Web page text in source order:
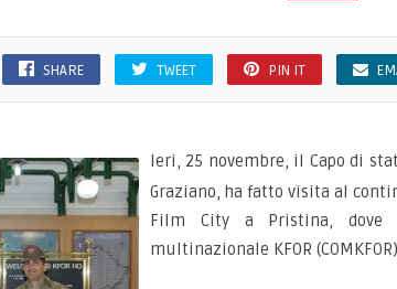
SHARE TWEET PIN IT
Ieri, 25 novembre, il Capo di
Graziano, ha fatto visita al
Film City a Pristina, dove
multinazionale KFOR